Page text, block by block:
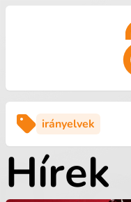
irányelvek
Hírek